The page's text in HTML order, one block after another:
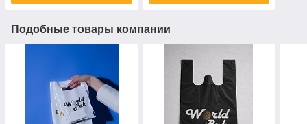
Подобные товары компании